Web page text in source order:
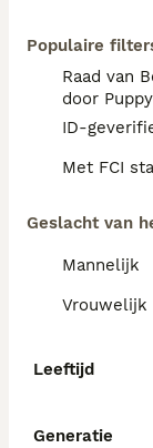
Populaire
Raad van
door
ID-
Met FCI
Geslacht van
Mannelijk
Vrouwelijk
Leeftijd
Generatie